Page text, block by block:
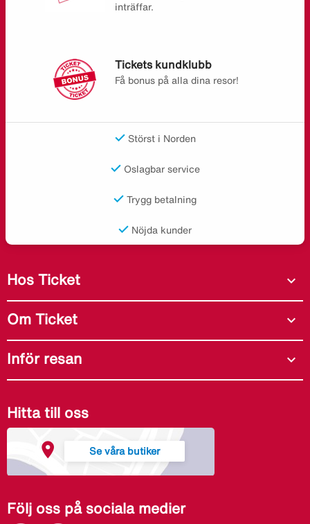
inträffar.
Tickets kundklubb
Få bonus på alla dina resor!
Störst i Norden
Oslagbar service
Trygg betalning
Nöjda kunder
Hos Ticket expand_more
Om Ticket expand_more
Inför resan expand_more
Hitta till oss
Se våra butiker
Följ oss på sociala medier